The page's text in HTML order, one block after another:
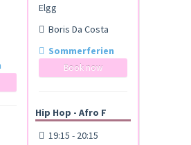
Elgg
Boris Da Costa
Sommerferien
Book now
Hip Hop - Afro F
19:15 - 20:15